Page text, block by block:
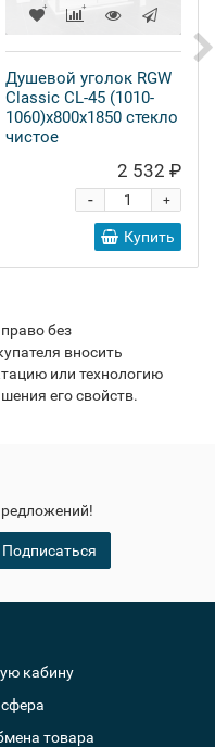
Душевой уголок RGW
Classic CL-45 (1010-
1060)x800x1850 стекло
чистое
2 532 ₽
+
-
Купить
без
вносить
или технологию
его свойств.
Подписаться
кабину
товара